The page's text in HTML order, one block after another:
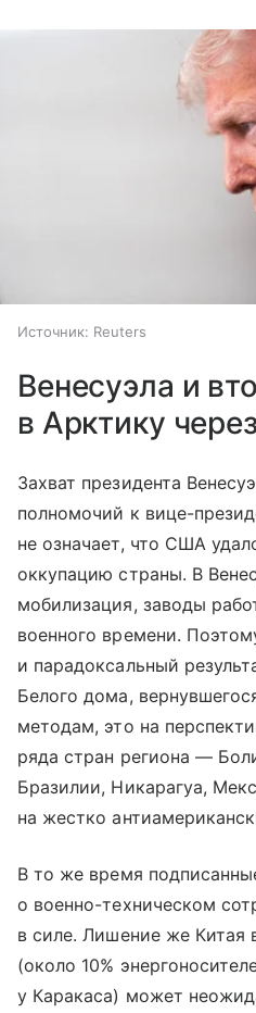
Источник: Reuters
Венесуэла и
в Арктику
Захват президента
полномочий к вице-
не означает, что США
оккупацию страны. В
мобилизация, заводы
военного времени.
и парадоксальный
Белого дома,
методам, это на
ряда стран региона —
Бразилии, Никарагуа,
на жестко
В то же время
о военно-техническом
в силе. Лишение же Китая
(около 10%
у Каракаса) может